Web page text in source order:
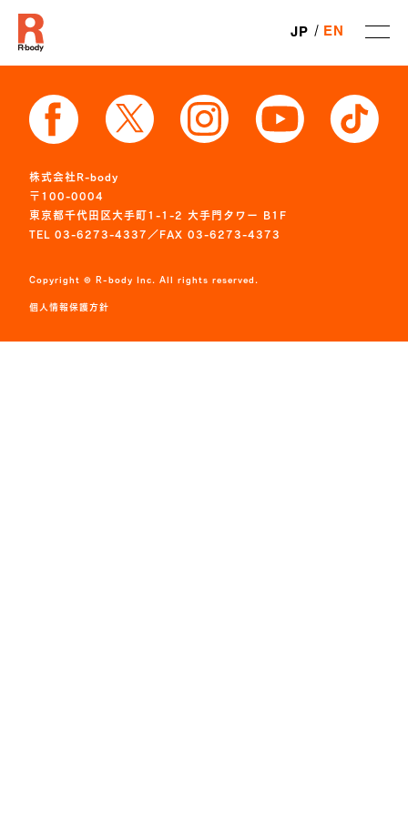
JP EN
株式会社R-body
〒100-0004
東京都千代田区大手町1-1-2 大手門タワー B1F
TEL 03-6273-4337／FAX 03-6273-4373
Copyright © R-body Inc. All rights reserved.
個人情報保護方針